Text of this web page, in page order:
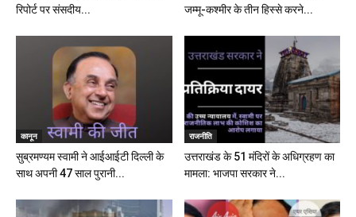
रिपोर्ट पर संसदीय...
जम्मू-कश्मीर के तीन हिस्से करने...
कानून
सुब्रमण्यम स्वामी ने आईआईटी दिल्ली के
साथ अपनी 47 साल पुरानी...
राजनीति
उत्तराखंड के 51 मंदिरों के अधिग्रहण का
मामला: भाजपा सरकार ने...